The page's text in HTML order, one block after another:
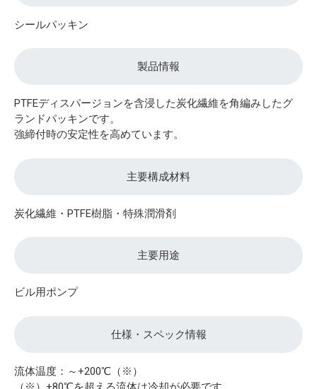
シールパッキン
製品情報
PTFEディスパージョンを含浸した炭化繊維を角編みしたグ
ランドパッキンです。
強締付時の安定性を高めています。
主要構成材料
炭化繊維・PTFE樹脂・特殊潤滑剤
主要用途
ビル用ポンプ
仕様・スペック情報
流体温度：～+200℃（※）